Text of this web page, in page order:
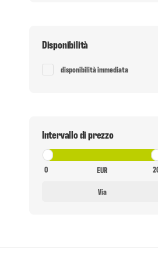
Disponibilità
disponibilità immediata
Intervallo di prezzo
EUR
Via